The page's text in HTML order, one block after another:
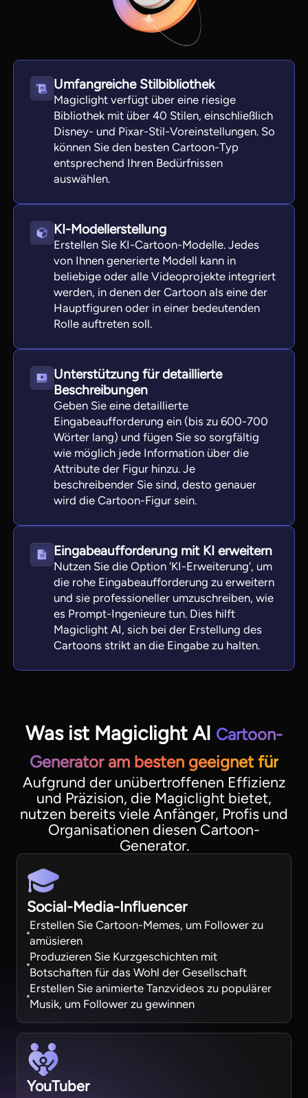
Umfangreiche Stilbibliothek
Magiclight verfügt über eine riesige
Bibliothek mit über 40 Stilen, einschließlich
Disney- und Pixar-Stil-Voreinstellungen. So
können Sie den besten Cartoon-Typ
entsprechend Ihren Bedürfnissen
auswählen.
KI-Modellerstellung
Erstellen Sie KI-Cartoon-Modelle. Jedes
von Ihnen generierte Modell kann in
beliebige oder alle Videoprojekte integriert
werden, in denen der Cartoon als eine der
Hauptfiguren oder in einer bedeutenden
Rolle auftreten soll.
Unterstützung für detaillierte
Beschreibungen
Geben Sie eine detaillierte
Eingabeaufforderung ein (bis zu 600-700
Wörter lang) und fügen Sie so sorgfältig
wie möglich jede Information über die
Attribute der Figur hinzu. Je
beschreibender Sie sind, desto genauer
wird die Cartoon-Figur sein.
Eingabeaufforderung mit KI erweitern
Nutzen Sie die Option 'KI-Erweiterung', um
die rohe Eingabeaufforderung zu erweitern
und sie professioneller umzuschreiben, wie
es Prompt-Ingenieure tun. Dies hilft
Magiclight AI, sich bei der Erstellung des
Cartoons strikt an die Eingabe zu halten.
Was ist Magiclight AI Cartoon-
Generator am besten geeignet für
Aufgrund der unübertroffenen Effizienz
und Präzision, die Magiclight bietet,
nutzen bereits viele Anfänger, Profis und
Organisationen diesen Cartoon-
Generator.
Social-Media-Influencer
Erstellen Sie Cartoon-Memes, um Follower zu
amüsieren
Produzieren Sie Kurzgeschichten mit
Botschaften für das Wohl der Gesellschaft
Erstellen Sie animierte Tanzvideos zu populärer
Musik, um Follower zu gewinnen
YouTuber